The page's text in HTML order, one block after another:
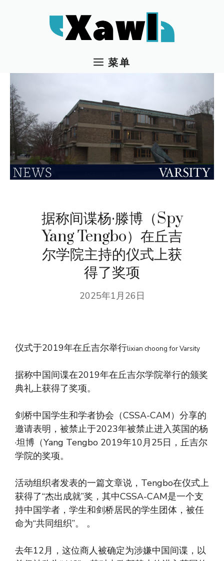
菜单
据称间谍杨·滕博（Spy
Yang Tengbo）在丘吉
尔学院主持的仪式上获
得了奖项
2025年1月26日
仪式于2019年在丘吉尔举行lixian choong for Varsity
据称中国间谍在2019年在丘吉尔学院举行的颁奖
典礼上获得了奖项。
剑桥中国学生和学者协会（CSSA-CAM）分享的
邀请表明，被禁止于2023年被禁止进入英国的杨
·坦博（Yang Tengbo 2019年10月25日，丘吉尔
学院的奖项。
活动组织者发表的一篇文章说，Tengbo在仪式上
获得了“杰出成就”奖，其中CSSA-CAM是一个支
持中国学者，学生和剑桥居民的学生团体，被任
命为“共同组织”。 。
去年12月，这位商人被确定为涉嫌中国间谍，以